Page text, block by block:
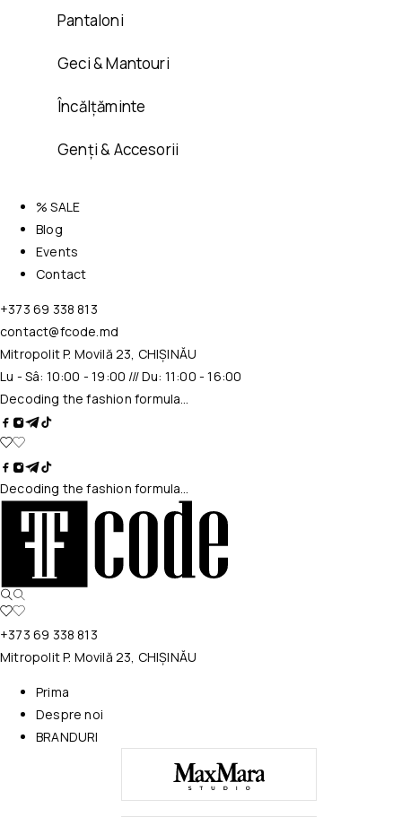
Pantaloni
Geci & Mantouri
Încălțăminte
Genți & Accesorii
% SALE
Blog
Events
Contact
+373 69 338 813
contact@fcode.md
Mitropolit P. Movilă 23, CHIȘINĂU
Lu - Sâ: 10:00 - 19:00 /// Du: 11:00 - 16:00
Decoding the fashion formula…
Decoding the fashion formula…
+373 69 338 813
Mitropolit P. Movilă 23, CHIȘINĂU
Prima
Despre noi
BRANDURI